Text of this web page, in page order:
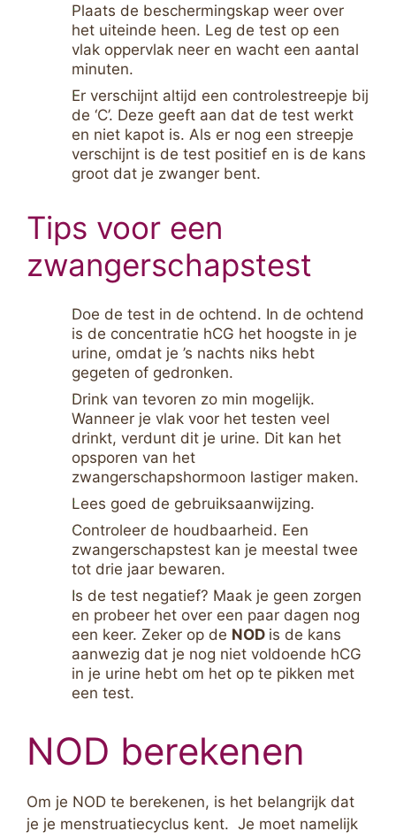
Plaats de beschermingskap weer over
het uiteinde heen. Leg de test op een
vlak oppervlak neer en wacht een aantal
minuten.
Er verschijnt altijd een controlestreepje bij
de ‘C’. Deze geeft aan dat de test werkt
en niet kapot is. Als er nog een streepje
verschijnt is de test positief en is de kans
groot dat je zwanger bent.
Tips voor een
zwangerschapstest
Doe de test in de ochtend. In de ochtend
is de concentratie hCG het hoogste in je
urine, omdat je ’s nachts niks hebt
gegeten of gedronken.
Drink van tevoren zo min mogelijk.
Wanneer je vlak voor het testen veel
drinkt, verdunt dit je urine. Dit kan het
opsporen van het
zwangerschapshormoon lastiger maken.
Lees goed de gebruiksaanwijzing.
Controleer de houdbaarheid. Een
zwangerschapstest kan je meestal twee
tot drie jaar bewaren.
Is de test negatief? Maak je geen zorgen
en probeer het over een paar dagen nog
een keer. Zeker op de NOD is de kans
aanwezig dat je nog niet voldoende hCG
in je urine hebt om het op te pikken met
een test.
NOD berekenen
Om je NOD te berekenen, is het belangrijk dat
je je menstruatiecyclus kent. Je moet namelijk